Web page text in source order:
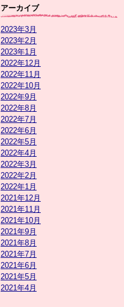
アーカイブ
2023年3月
2023年2月
2023年1月
2022年12月
2022年11月
2022年10月
2022年9月
2022年8月
2022年7月
2022年6月
2022年5月
2022年4月
2022年3月
2022年2月
2022年1月
2021年12月
2021年11月
2021年10月
2021年9月
2021年8月
2021年7月
2021年6月
2021年5月
2021年4月